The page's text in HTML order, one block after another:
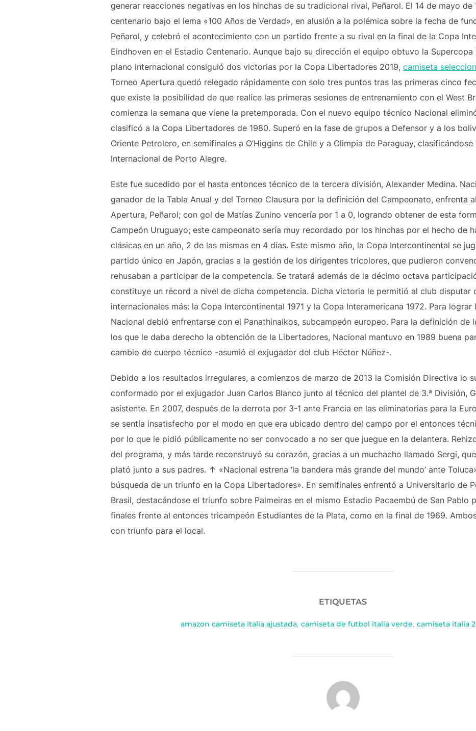
generar reacciones negativas en los hinchas de su tradicional rival, Peñarol. El 14 de mayo
centenario bajo el lema «100 Años de Verdad», en alusión a la polémica sobre la fecha de
Peñarol, y celebró el acontecimiento con un partido frente a su rival en la final de la Copa
Eindhoven en el Estadio Centenario. Aunque bajo su dirección el equipo obtuvo la Supercopa
plano internacional consiguió dos victorias por la Copa Libertadores 2019, camiseta
Torneo Apertura quedó relegado rápidamente con solo tres puntos tras las primeras cinco
que existe la posibilidad de que realice las primeras sesiones de entrenamiento con el West
comienza la semana que viene la pretemporada. Con el nuevo equipo técnico Nacional
clasificó a la Copa Libertadores de 1980. Superó en la fase de grupos a Defensor y a los
Oriente Petrolero, en semifinales a O’Higgins de Chile y a Olimpia de Paraguay,
Internacional de Porto Alegre.
Este fue sucedido por el hasta entonces técnico de la tercera división, Alexander Medina.
ganador de la Tabla Anual y del Torneo Clausura por la definición del Campeonato, enfrenta
Apertura, Peñarol; con gol de Matías Zunino vencería por 1 a 0, logrando obtener de esta
Campeón Uruguayo; este campeonato sería muy recordado por los hinchas por el hecho de
clásicas en un año, 2 de las mismas en 4 días. Este mismo año, la Copa Intercontinental se
partido único en Japón, gracias a la gestión de los dirigentes tricolores, que pudieron
rehusaban a participar de la competencia. Se tratará además de la décimo octava
constituye un récord a nivel de dicha competencia. Dicha victoria le permitió al club disputar
internacionales más: la Copa Intercontinental 1971 y la Copa Interamericana 1972. Para lograr
Nacional debió enfrentarse con el Panathinaikos, subcampeón europeo. Para la definición de
los que le daba derecho la obtención de la Libertadores, Nacional mantuvo en 1989 buena
cambio de cuerpo técnico -asumió el exjugador del club Héctor Núñez-.
Debido a los resultados irregulares, a comienzos de marzo de 2013 la Comisión Directiva lo
conformado por el exjugador Juan Carlos Blanco junto al técnico del plantel de 3.ª División,
asistente. En 2007, después de la derrota por 3-1 ante Francia en las eliminatorias para la
se sentía insatisfecho por el modo en que era ubicado dentro del campo por el entonces
por lo que le pidió públicamente no ser convocado a no ser que juegue en la delantera.
del programa, y más tarde reconstruyó su corazón, gracias a un muchacho llamado Sergi,
plató junto a sus padres. ↑ «Nacional estrena ‘la bandera más grande del mundo’ ante
búsqueda de un triunfo en la Copa Libertadores». En semifinales enfrentó a Universitario de
Brasil, destacándose el triunfo sobre Palmeiras en el mismo Estadio Pacaembú de San Pablo
finales frente al entonces tricampeón Estudiantes de la Plata, como en la final de 1969.
con triunfo para el local.
ETIQUETAS
amazon camiseta italia ajustada, camiseta de futbol italia verde, camiseta italia
AUTOR DE LA PUBLICACIÓN